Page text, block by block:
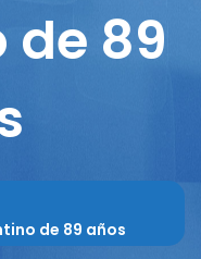
89
de 89 años